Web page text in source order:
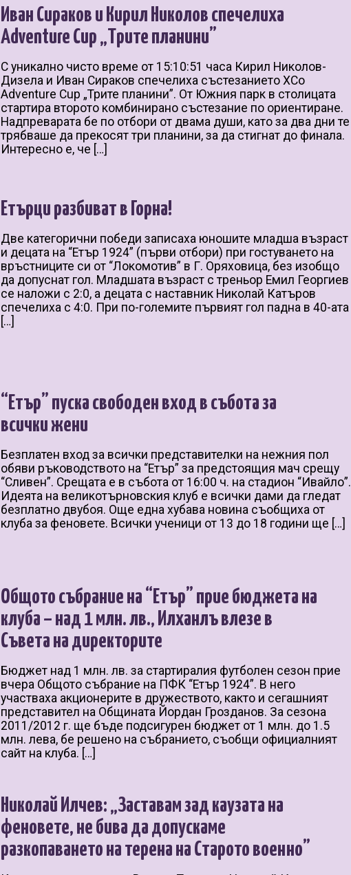
Иван Сираков и Кирил Николов спечелиха
Adventure Cup „Трите планини”
С уникално чисто време от 15:10:51 часа Кирил Николов-
Дизела и Иван Сираков спечелиха състезанието XCo
Adventure Cup „Трите планини”. От Южния парк в столицата
стартира второто комбинирано състезание по ориентиране.
Надпреварата бе по отбори от двама души, като за два дни те
трябваше да прекосят три планини, за да стигнат до финала.
Интересно е, че […]
Етърци разбиват в Горна!
Две категорични победи записаха юношите младша възраст
и децата на “Етър 1924” (първи отбори) при гостуването на
връстниците си от “Локомотив” в Г. Оряховица, без изобщо
да допуснат гол. Младшата възраст с треньор Емил Георгиев
се наложи с 2:0, а децата с наставник Николай Катъров
спечелиха с 4:0. При по-големите първият гол падна в 40-ата
[…]
“Етър” пуска свободен вход в събота за
всички жени
Безплатен вход за всички представителки на нежния пол
обяви ръководството на “Етър” за предстоящия мач срещу
“Сливен”. Срещата е в събота от 16:00 ч. на стадион “Ивайло”.
Идеята на великотърновския клуб е всички дами да гледат
безплатно двубоя. Още една хубава новина съобщиха от
клуба за феновете. Всички ученици от 13 до 18 години ще […]
Общото събрание на “Етър” прие бюджета на
клуба – над 1 млн. лв., Илханлъ влезе в
Съвета на директорите
Бюджет над 1 млн. лв. за стартиралия футболен сезон прие
вчера Общото събрание на ПФК “Етър 1924”. В него
участваха акционерите в дружеството, както и сегашният
представител на Общината Йордан Грозданов. За сезона
2011/2012 г. ще бъде подсигурен бюджет от 1 млн. до 1.5
млн. лева, бе решено на събранието, съобщи официалният
сайт на клуба. […]
Николай Илчев: „Заставам зад каузата на
феновете, не бива да допускаме
разкопаването на терена на Старото военно”